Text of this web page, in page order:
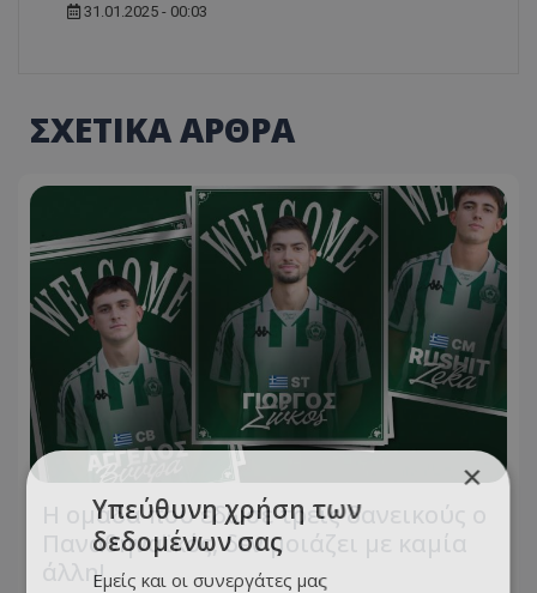
31.01.2025 - 00:03
ΣΧΕΤΙΚΑ ΑΡΘΡΑ
Η ομάδα που έδωσε τρεις δανεικούς ο
Παναθηναϊκός, δεν μοιάζει με καμία
άλλη!
×
Υπεύθυνη χρήση των
δεδομένων σας
Εμείς και οι συνεργάτες μας